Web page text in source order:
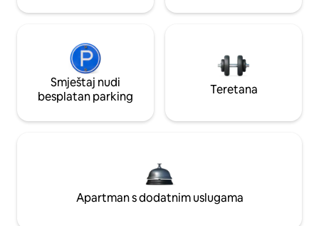
Smještaj nudi
besplatan parking
Teretana
Apartman s dodatnim uslugama